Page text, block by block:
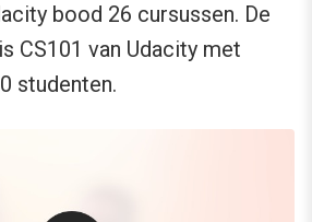
bood 26 cursussen. De
CS101 van Udacity met
studenten.